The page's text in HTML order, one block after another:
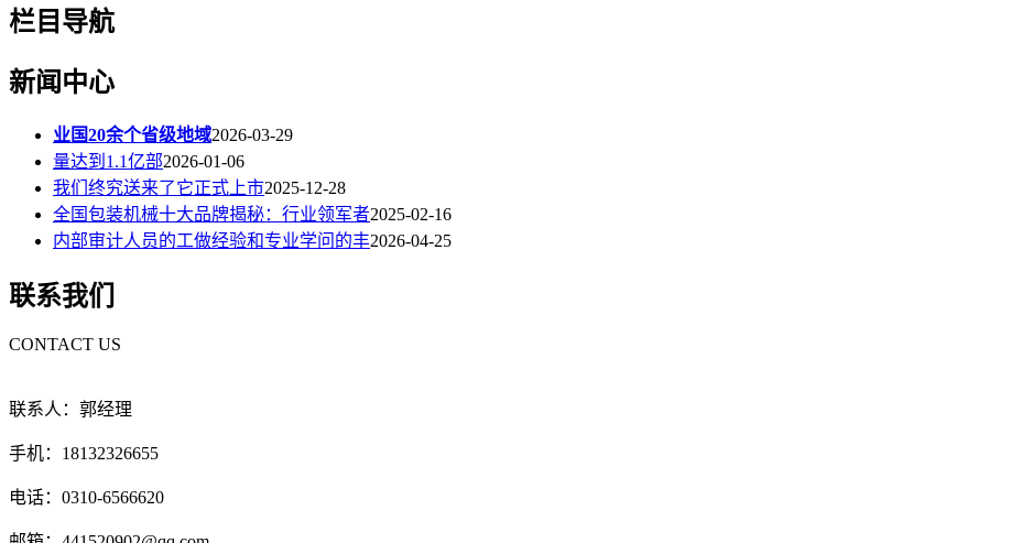
栏目导航
新闻中心
业国20余个省级地域2026-03-29
量达到1.1亿部2026-01-06
我们终究送来了它正式上市2025-12-28
全国包装机械十大品牌揭秘：行业领军者2025-02-16
内部审计人员的工做经验和专业学问的丰2026-04-25
联系我们
CONTACT US
联系人：郭经理
手机：18132326655
电话：0310-6566620